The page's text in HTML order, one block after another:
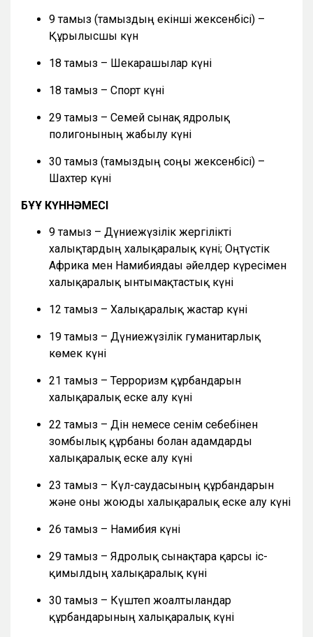
9 тамыз (тамыздың екінші жексенбісі) –
Құрылысшы күн
18 тамыз – Шекарашылар күні
18 тамыз – Спорт күні
29 тамыз – Семей сынақ ядролық
полигонының жабылу күні
30 тамыз (тамыздың соңғы жексенбісі) –
Шахтер күні
БҰҰ КҮННӘМЕСІ
9 тамыз – Дүниежүзілік жергілікті
халықтардың халықаралық күні; Оңтүстік
Африка мен Намибиядағы әйелдер күресімен
халықаралық ынтымақтастық күні
12 тамыз – Халықаралық жастар күні
19 тамыз – Дүниежүзілік гуманитарлық
көмек күні
21 тамыз – Терроризм құрбандарын
халықаралық еске алу күні
22 тамыз – Дін немесе сенім себебінен
зомбылық құрбаны болған адамдарды
халықаралық еске алу күні
23 тамыз – Күл-саудасының құрбандарын
және оны жоюды халықаралық еске алу күні
26 тамыз – Намибия күні
29 тамыз – Ядролық сынақтарға қарсы іс-
қимылдың халықаралық күні
30 тамыз – Күштеп жоғалтылғандар
құрбандарының халықаралық күні